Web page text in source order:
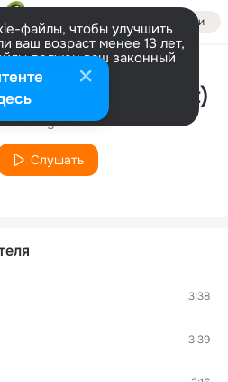
Войти
файлы, чтобы улучшить
ваш возраст менее 13 лет,
должен ваш законный
информации
Настроить (Radio Edit)
Argunetta
Слушать
3:38
3:39